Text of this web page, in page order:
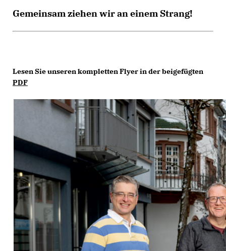
Gemeinsam ziehen wir an einem Strang!
Lesen Sie unseren kompletten Flyer in der beigefügten
PDF